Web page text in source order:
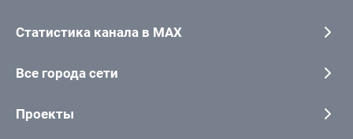
Статистика канала в MAX
Все города сети
Проекты